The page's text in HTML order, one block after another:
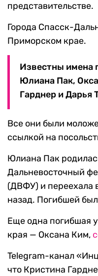
представительстве.
Города Спасск-
Приморском крае.
Известны имена
Юлиана Пак,
Гарднер и Дарья
Все они были
ссылкой на
Юлиана Пак
Дальневосточный
(ДВФУ) и переехала
назад. Погибшей
Еще одна погибшая
края — Оксана Ким,
Telegram-канал
что Кристина